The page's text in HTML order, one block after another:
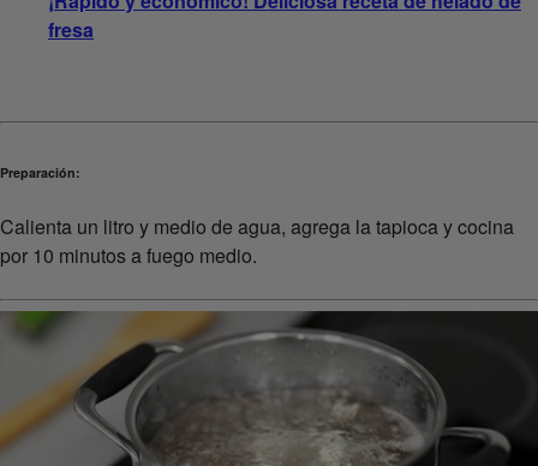
fresa
Preparación:
Calienta un litro y medio de agua, agrega la tapioca y cocina
por 10 minutos a fuego medio.